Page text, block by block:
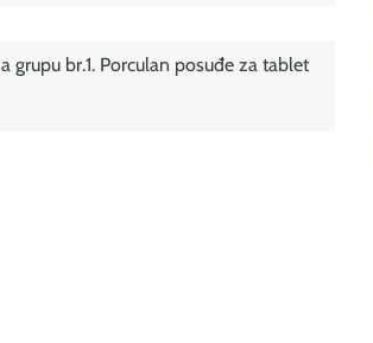
grupu br.1. Porculan posuđe za tablet